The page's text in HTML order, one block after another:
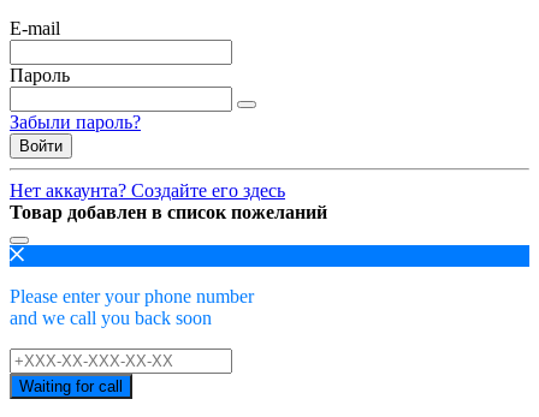
E-mail
Пароль
Забыли пароль?
Войти
Нет аккаунта? Создайте его здесь
Товар добавлен в список пожеланий
Please enter your phone number
and we call you back soon
Waiting for call